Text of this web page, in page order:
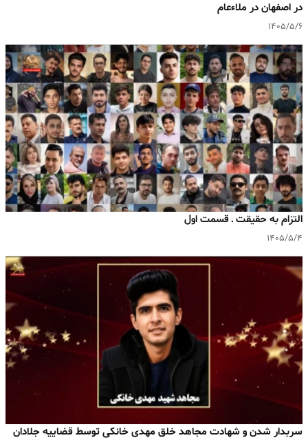
در اصفهان در ملاءعام
۱۴۰۵/۵/۶
التزام به حقیقت ـ قسمت اول
۱۴۰۵/۵/۴
سربدار شدن و شهادت مجاهد خلق مهدی خانکی توسط قضاییه جلادان